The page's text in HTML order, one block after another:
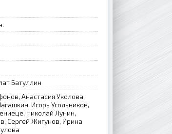
Батуллин
Анастасия Уколова,
Игорь Угольников,
Николай Лунин,
Сергей Жигунов, Ирина